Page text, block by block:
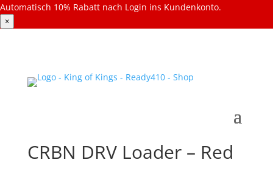
Automatisch 10% Rabatt nach Login ins Kundenkonto.
×
CRBN DRV Loader – Red